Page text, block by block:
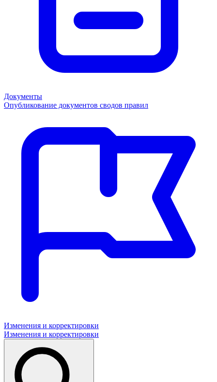
Документы
Опубликование документов сводов правил
Изменения и корректировки
Изменения и корректировки